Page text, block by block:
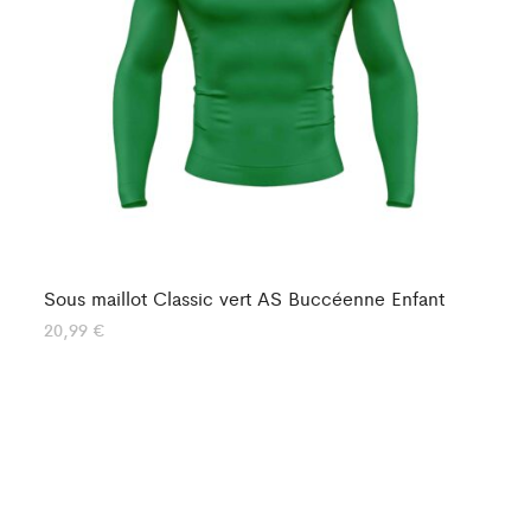
Sous maillot Classic vert AS Buccéenne Enfant
20,99 €